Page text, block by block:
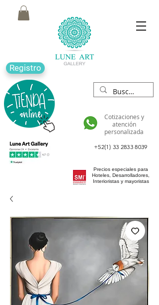
Registro
Cotizaciones y
atención
personalizada
+52(1) 33 2833 8039
Precios especiales para
Hoteles, Desarrolladores,
Interioristas y mayoristas